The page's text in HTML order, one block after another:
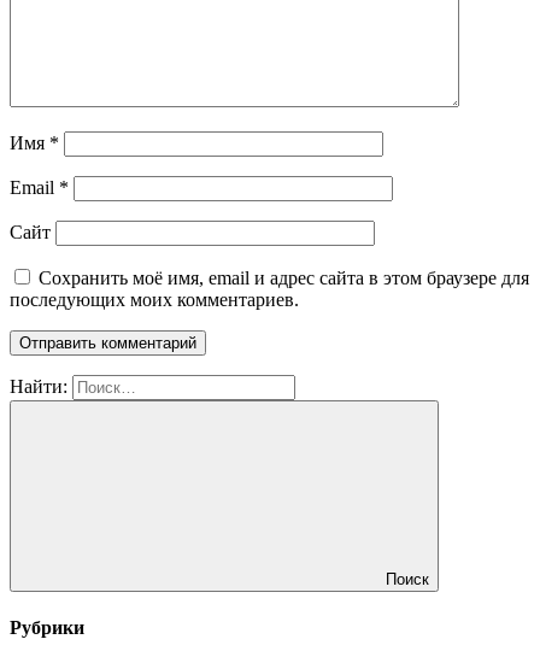
Имя *
Email *
Сайт
Сохранить моё имя, email и адрес сайта в этом браузере для
последующих моих комментариев.
Найти:
Поиск
Рубрики